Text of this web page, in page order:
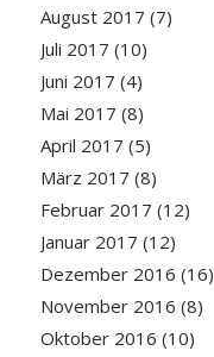
August 2017 (7)
Juli 2017 (10)
Juni 2017 (4)
Mai 2017 (8)
April 2017 (5)
März 2017 (8)
Februar 2017 (12)
Januar 2017 (12)
Dezember 2016 (16)
November 2016 (8)
Oktober 2016 (10)